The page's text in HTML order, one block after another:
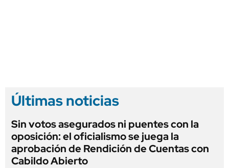
Últimas noticias
Sin votos asegurados ni puentes con la
oposición: el oficialismo se juega la
aprobación de Rendición de Cuentas con
Cabildo Abierto